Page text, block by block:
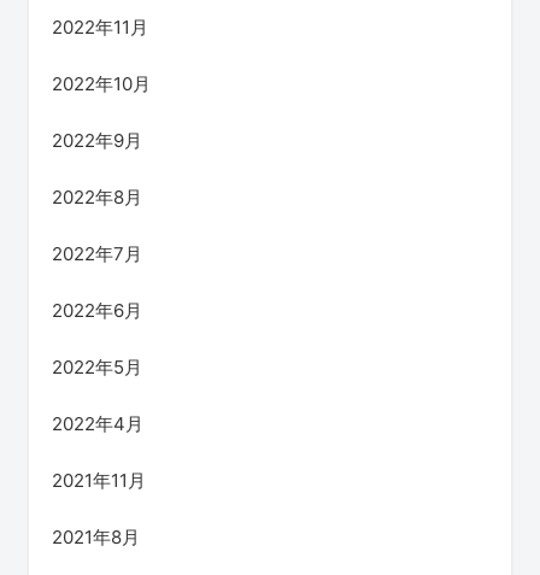
2022年11月
2022年10月
2022年9月
2022年8月
2022年7月
2022年6月
2022年5月
2022年4月
2021年11月
2021年8月